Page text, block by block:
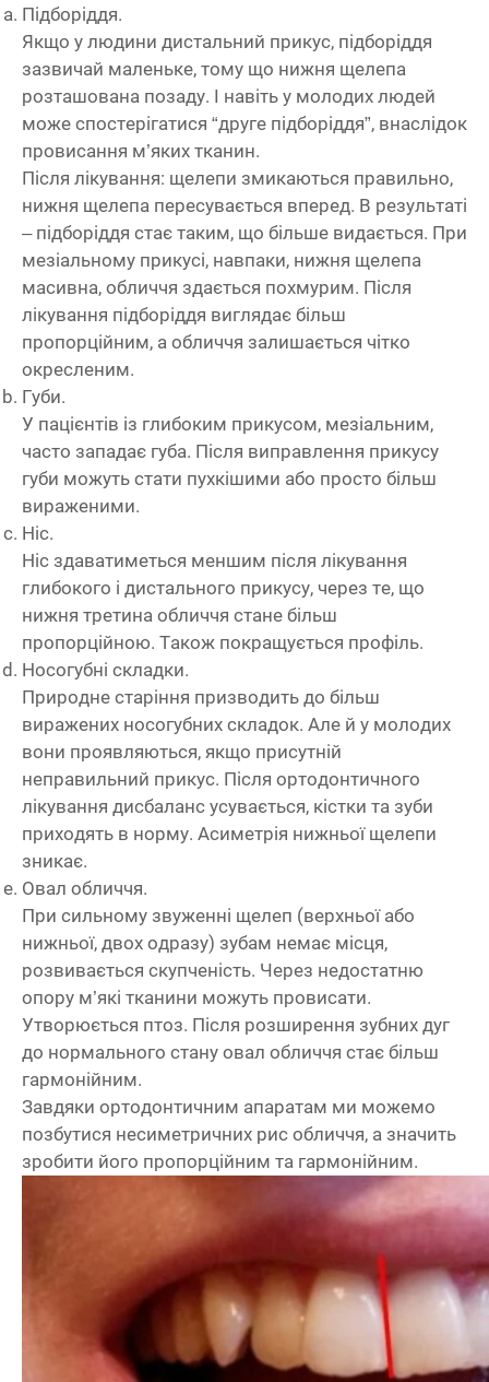
Підборіддя.
Якщо у людини дистальний прикус, підборіддя
зазвичай маленьке, тому що нижня щелепа
розташована позаду. І навіть у молодих людей
може спостерігатися “друге підборіддя”, внаслідок
провисання м’яких тканин.
Після лікування: щелепи змикаються правильно,
нижня щелепа пересувається вперед. В результаті
– підборіддя стає таким, що більше видається. При
мезіальному прикусі, навпаки, нижня щелепа
масивна, обличчя здається похмурим. Після
лікування підборіддя виглядає більш
пропорційним, а обличчя залишається чітко
окресленим.
Губи.
У пацієнтів із глибоким прикусом, мезіальним,
часто западає губа. Після виправлення прикусу
губи можуть стати пухкішими або просто більш
вираженими.
Ніс.
Ніс здаватиметься меншим після лікування
глибокого і дистального прикусу, через те, що
нижня третина обличчя стане більш
пропорційною. Також покращується профіль.
Носогубні складки.
Природне старіння призводить до більш
виражених носогубних складок. Але й у молодих
вони проявляються, якщо присутній
неправильний прикус. Після ортодонтичного
лікування дисбаланс усувається, кістки та зуби
приходять в норму. Асиметрія нижньої щелепи
зникає.
Овал обличчя.
При сильному звуженні щелеп (верхньої або
нижньої, двох одразу) зубам немає місця,
розвивається скупченість. Через недостатню
опору м’які тканини можуть провисати.
Утворюється птоз. Після розширення зубних дуг
до нормального стану овал обличчя стає більш
гармонійним.
Завдяки ортодонтичним апаратам ми можемо
позбутися несиметричних рис обличчя, а значить
зробити його пропорційним та гармонійним.